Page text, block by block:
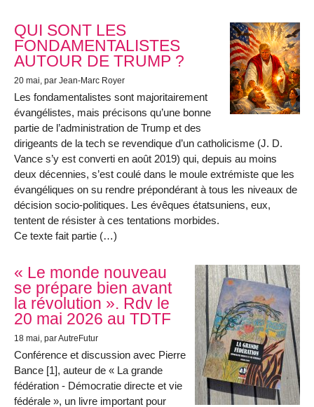
QUI SONT LES
FONDAMENTALISTES
AUTOUR DE TRUMP ?
20 mai, par Jean-Marc Royer
Les fondamentalistes sont majoritairement
évangélistes, mais précisons qu’une bonne
partie de l’administration de Trump et des
dirigeants de la tech se revendique d’un catholicisme (J. D.
Vance s’y est converti en août 2019) qui, depuis au moins
deux décennies, s’est coulé dans le moule extrémiste que les
évangéliques on su rendre prépondérant à tous les niveaux de
décision socio-politiques. Les évêques étatsuniens, eux,
tentent de résister à ces tentations morbides.
Ce texte fait partie (…)
« Le monde nouveau
se prépare bien avant
la révolution ». Rdv le
20 mai 2026 au TDTF
18 mai, par AutreFutur
Conférence et discussion avec Pierre
Bance [1], auteur de « La grande
fédération - Démocratie directe et vie
fédérale », un livre important pour